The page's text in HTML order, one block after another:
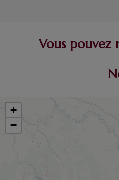
Vous pouvez
+
−